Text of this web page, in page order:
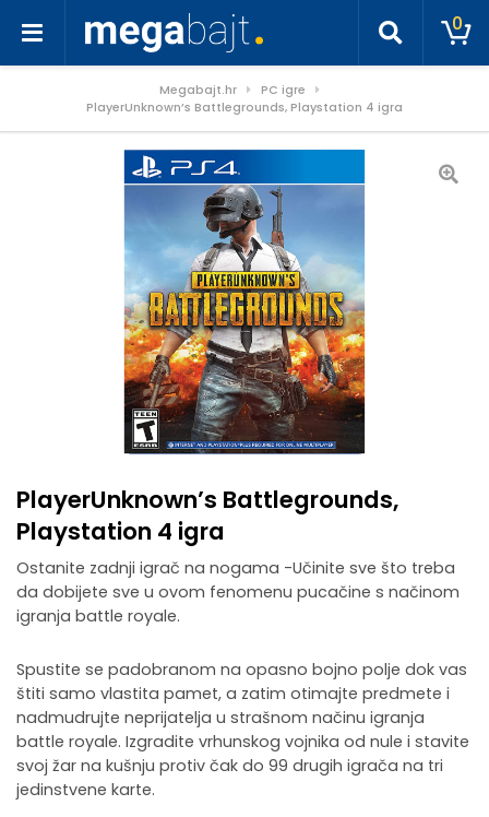
0
Megabajt.hr
PC igre
PlayerUnknown’s Battlegrounds, Playstation 4 igra
PlayerUnknown’s Battlegrounds,
Playstation 4 igra
Ostanite zadnji igrač na nogama -Učinite sve što treba
da dobijete sve u ovom fenomenu pucačine s načinom
igranja battle royale.
Spustite se padobranom na opasno bojno polje dok vas
štiti samo vlastita pamet, a zatim otimajte predmete i
nadmudrujte neprijatelja u strašnom načinu igranja
battle royale. Izgradite vrhunskog vojnika od nule i stavite
svoj žar na kušnju protiv čak do 99 drugih igrača na tri
jedinstvene karte.